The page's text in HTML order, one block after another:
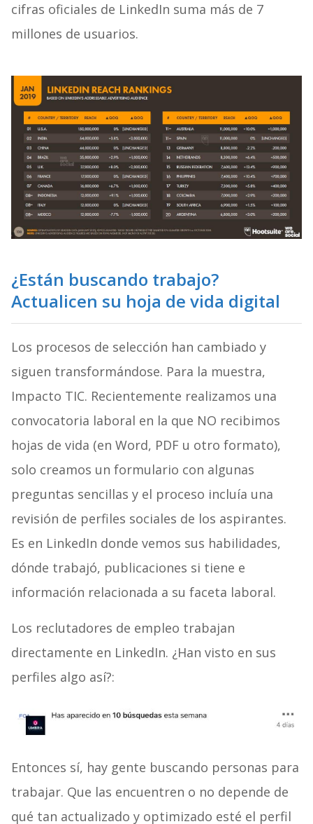
cifras oficiales de LinkedIn suma más de 7
millones de usuarios.
¿Están buscando trabajo?
Actualicen su hoja de vida digital
Los procesos de selección han cambiado y
siguen transformándose. Para la muestra,
Impacto TIC. Recientemente realizamos una
convocatoria laboral en la que NO recibimos
hojas de vida (en Word, PDF u otro formato),
solo creamos un formulario con algunas
preguntas sencillas y el proceso incluía una
revisión de perfiles sociales de los aspirantes.
Es en LinkedIn donde vemos sus habilidades,
dónde trabajó, publicaciones si tiene e
información relacionada a su faceta laboral.
Los reclutadores de empleo trabajan
directamente en LinkedIn. ¿Han visto en sus
perfiles algo así?:
Entonces sí, hay gente buscando personas para
trabajar. Que las encuentren o no depende de
qué tan actualizado y optimizado esté el perfil